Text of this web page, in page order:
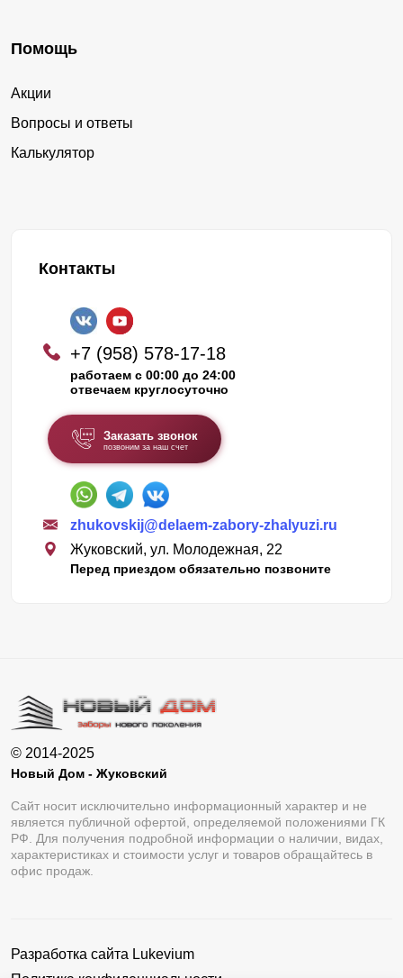
Помощь
Акции
Вопросы и ответы
Калькулятор
Контакты
+7 (958) 578-17-18
работаем с 00:00 до 24:00
отвечаем круглосуточно
Заказать звонок
позвоним за наш счет
zhukovskij@delaem-zabory-zhalyuzi.ru
Жуковский, ул. Молодежная, 22
Перед приездом обязательно позвоните
© 2014-2025
Новый Дом - Жуковский
Сайт носит исключительно информационный характер и не
является публичной офертой, определяемой положениями ГК
РФ. Для получения подробной информации о наличии, видах,
характеристиках и стоимости услуг и товаров обращайтесь в
офис продаж.
Разработка сайта Lukevium